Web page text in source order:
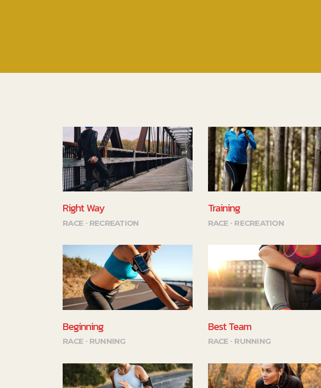
Right Way
RACE RECREATION
Training
RACE RECREATION
Beginning
RACE RUNNING
Best Team
RACE RUNNING